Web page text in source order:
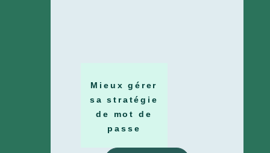
Mieux gérer
sa stratégie
de mot de
passe